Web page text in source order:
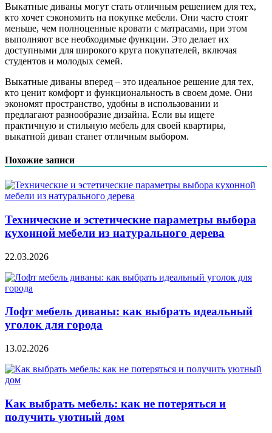
Выкатные диваны могут стать отличным решением для тех,
кто хочет сэкономить на покупке мебели. Они часто стоят
меньше, чем полноценные кровати с матрасами, при этом
выполняют все необходимые функции. Это делает их
доступными для широкого круга покупателей, включая
студентов и молодых семей.
Выкатные диваны вперед – это идеальное решение для тех,
кто ценит комфорт и функциональность в своем доме. Они
экономят пространство, удобны в использовании и
предлагают разнообразие дизайна. Если вы ищете
практичную и стильную мебель для своей квартиры,
выкатной диван станет отличным выбором.
Похожие записи
Технические и эстетические параметры выбора
кухонной мебели из натурального дерева
22.03.2026
Лофт мебель диваны: как выбрать идеальный
уголок для города
13.02.2026
Как выбрать мебель: как не потеряться и
получить уютный дом